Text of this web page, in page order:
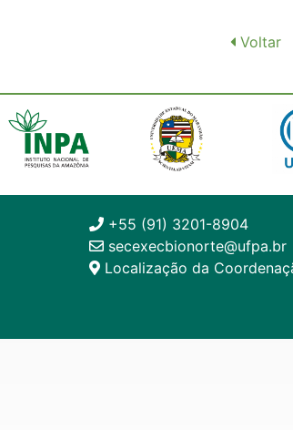
Voltar
+55 (91) 3201-8904
secexecbionorte@ufpa.br
Localização da